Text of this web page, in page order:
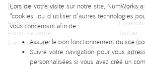
Lors de votre visite sur notre site, NumWorks
"cookies" ou d'utiliser d'autres technologies
vous concernant afin de :
Assurer le bon fonctionnement du site
Suivre votre navigation pour vous
personnalisées si vous avez créé un
Besoin d'aide
Assistance
Points de vente
Contactez-nous
Facebook
Twitter
Youtube